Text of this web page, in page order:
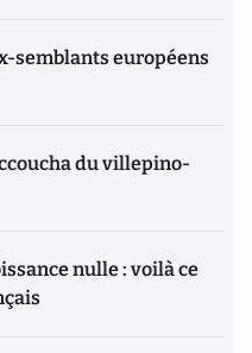
semblants européens
du villepino-
nulle : voilà ce